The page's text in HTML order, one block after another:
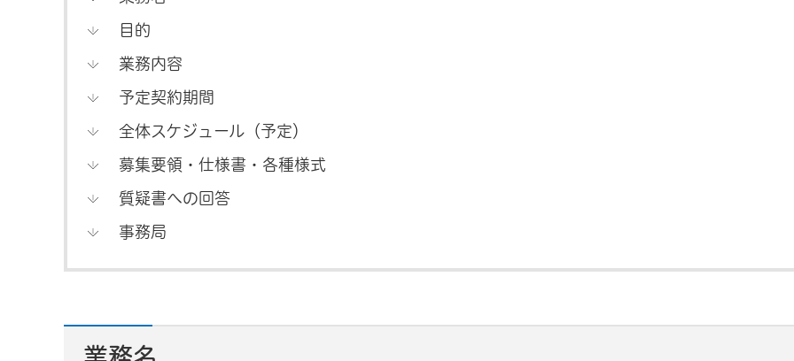
目的
業務内容
予定契約期間
全体スケジュール（予定）
募集要領・仕様書・各種様式
質疑書への回答
事務局